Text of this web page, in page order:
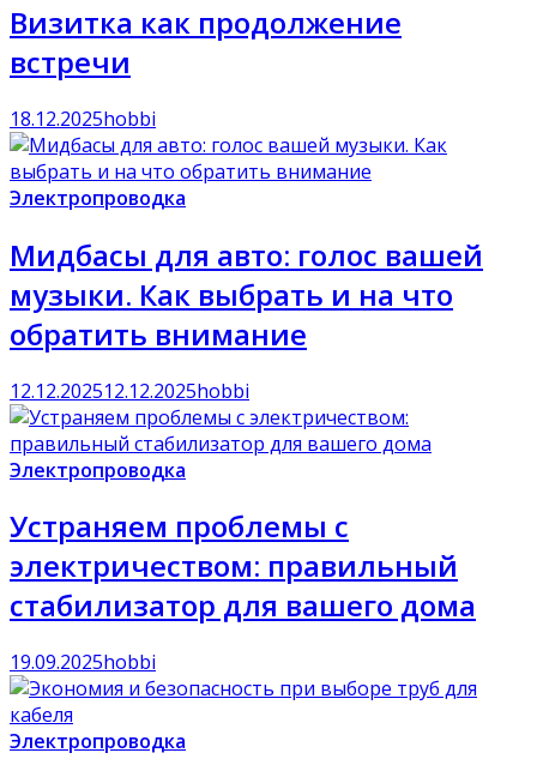
Визитка как продолжение
встречи
18.12.2025hobbi
Электропроводка
Мидбасы для авто: голос вашей
музыки. Как выбрать и на что
обратить внимание
12.12.202512.12.2025hobbi
Электропроводка
Устраняем проблемы с
электричеством: правильный
стабилизатор для вашего дома
19.09.2025hobbi
Электропроводка